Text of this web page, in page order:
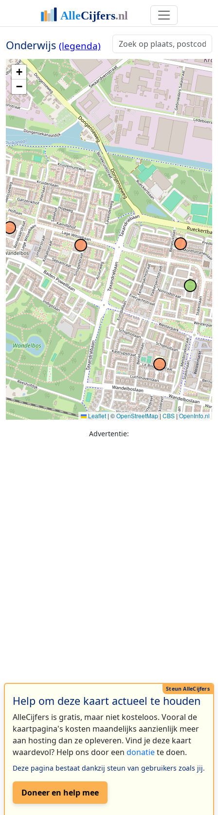
Onderwijs (legenda)
+
−
Leaflet | ©OpenStreetMap| CBS |OpenInfo.nl
Advertentie:
Help om deze kaart actueel te houden
AlleCijfers is gratis, maar niet kosteloos. Vooral de
kaartpagina's kosten maandelijks aanzienlijk meer
aan hosting dan ze opleveren. Vind je deze kaart
waardevol? Help ons door een donatiete doen.
Deze pagina bestaat dankzij steun van gebruikers zoals jij.
Doneer en help mee